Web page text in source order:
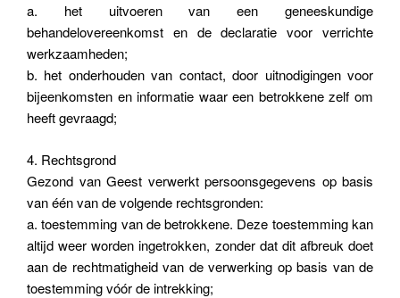
a. het uitvoeren van een geneeskundige
behandelovereenkomst en de declaratie voor verrichte
werkzaamheden;
b. het onderhouden van contact, door uitnodigingen voor
bijeenkomsten en informatie waar een betrokkene zelf om
heeft gevraagd;
4. Rechtsgrond
Gezond van Geest verwerkt persoonsgegevens op basis
van één van de volgende rechtsgronden:
a. toestemming van de betrokkene. Deze toestemming kan
altijd weer worden ingetrokken, zonder dat dit afbreuk doet
aan de rechtmatigheid van de verwerking op basis van de
toestemming vóór de intrekking;